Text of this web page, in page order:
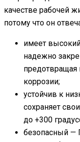
качестве рабочей
потому что он
имеет
надежно
предотвращая
коррозии;
устойчив к
сохраняет
до +300
безопасный —